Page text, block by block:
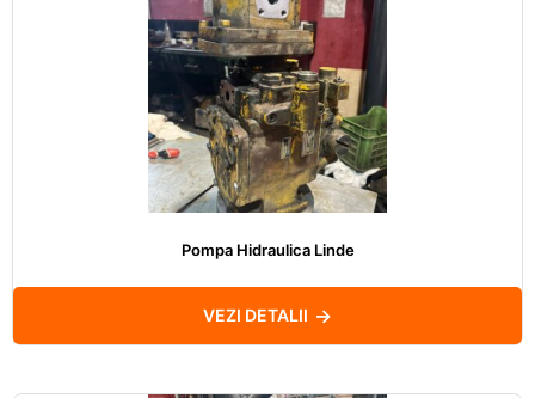
Pompa Hidraulica Linde
VEZI DETALII